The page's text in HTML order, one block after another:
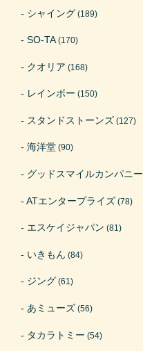
シャイング (189)
SO-TA(170)
クオリア (168)
レインボー (150)
スタンドストーンズ (127)
海洋堂 (90)
グッドスマイルカンパニー
ATエンタープライズ (78)
エスケイジャパン (81)
いきもん (84)
ジング (61)
あミューズ (56)
タカラトミー (54)